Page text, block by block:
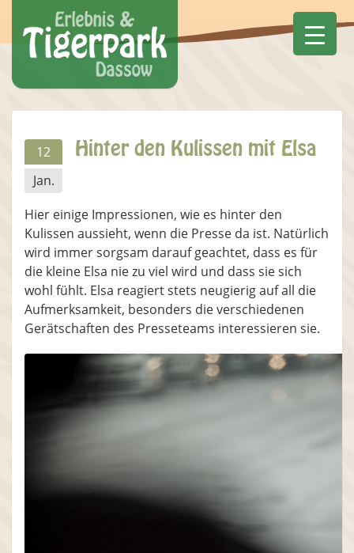
12
Jan.
Hinter den Kulissen mit Elsa
Hier einige Impressionen, wie es hinter den
Kulissen aussieht, wenn die Presse da ist. Natürlich
wird immer sorgsam darauf geachtet, dass es für
die kleine Elsa nie zu viel wird und dass sie sich
wohl fühlt. Elsa reagiert stets neugierig auf all die
Aufmerksamkeit, besonders die verschiedenen
Gerätschaften des Presseteams interessieren sie.